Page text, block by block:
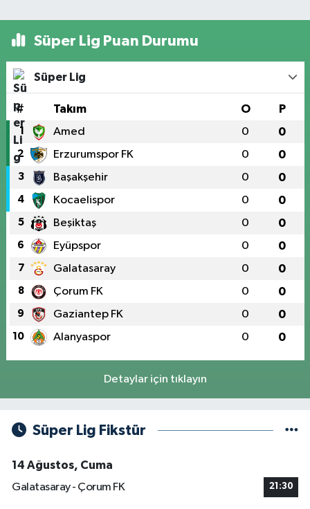
Süper Lig Puan Durumu
Süper Lig
# Takım O P
1 Amed 0 0
2 Erzurumspor FK 0 0
3 Başakşehir 0 0
4 Kocaelispor 0 0
5 Beşiktaş 0 0
6 Eyüpspor 0 0
7 Galatasaray 0 0
8 Çorum FK 0 0
9 Gaziantep FK 0 0
10 Alanyaspor 0 0
Detaylar için tıklayın
Süper Lig Fikstür
14 Ağustos, Cuma
Galatasaray - Çorum FK
21:30